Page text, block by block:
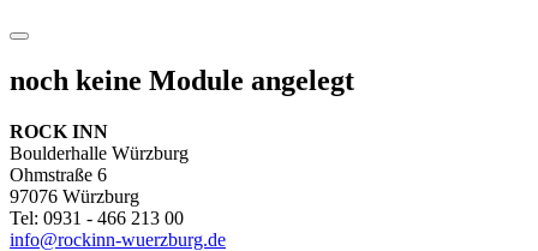
noch keine Module angelegt
ROCK INN
Boulderhalle Würzburg
Ohmstraße 6
97076 Würzburg
Tel: 0931 - 466 213 00
info@rockinn-wuerzburg.de